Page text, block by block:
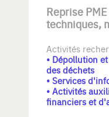
Reprise
techniques,
Activités
• Dépollution
des déchets
• Services
• Activités
financiers et